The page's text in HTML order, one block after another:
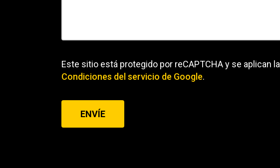
Este sitio está protegido por reCAPTCHA y se aplican la
Condiciones del servicio de Google.
ENVÍE